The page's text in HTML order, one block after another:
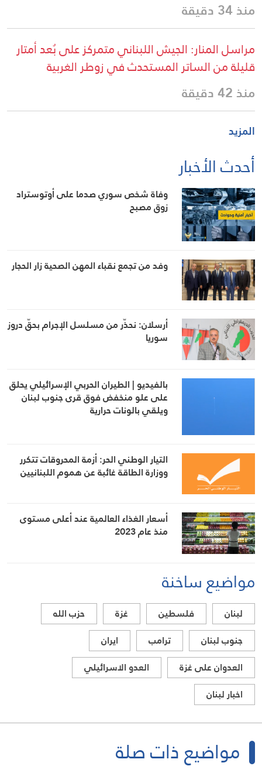
منذ 34 دقيقة
مراسل المنار: الجيش اللبناني متمركز على بُعد أمتار
قليلة من الساتر المستحدث في زوطر الغربية
منذ 42 دقيقة
المزيد
أحدث الأخبار
وفاة شخص سوري صدما على أوتوستراد
زوق مصبح
وفد من تجمع نقباء المهن الصحية زار الحجار
أرسلان: نحذّر من مسلسل الإجرام بحقّ دروز
سوريا
بالفيديو | الطيران الحربي الإسرائيلي يحلق
على علو منخفض فوق قرى جنوب لبنان
ويلقي بالونات حرارية
التيار الوطني الحر: أزمة المحروقات تتكرر
ووزارة الطاقة غائبة عن هموم اللبنانيين
أسعار الغذاء العالمية عند أعلى مستوى
منذ عام 2023
مواضيع ساخنة
لبنان فلسطين غزة
حزب الله
جنوب لبنان
ترامب
ايران
العدوان على غزة
العدو الاسرائيلي
اخبار لبنان
مواضيع ذات صلة